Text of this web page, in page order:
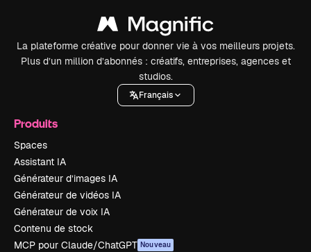
La plateforme créative pour donner vie à vos meilleurs projets.
Plus d’un million d’abonnés : créatifs, entreprises, agences et
studios.
Français
Produits
Spaces
Assistant IA
Générateur d’images IA
Générateur de vidéos IA
Générateur de voix IA
Contenu de stock
MCP pour Claude/ChatGPT Nouveau